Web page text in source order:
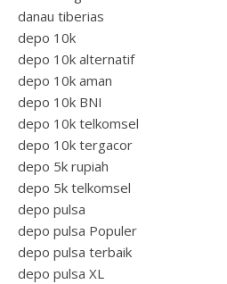
danau tiberias
depo 10k
depo 10k alternatif
depo 10k aman
depo 10k BNI
depo 10k telkomsel
depo 10k tergacor
depo 5k rupiah
depo 5k telkomsel
depo pulsa
depo pulsa Populer
depo pulsa terbaik
depo pulsa XL